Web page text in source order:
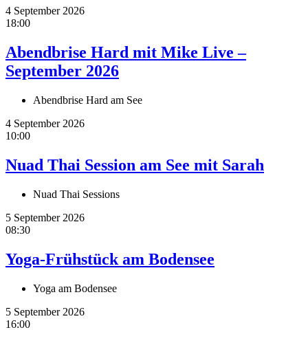
4 September 2026
18:00
Abendbrise Hard mit Mike Live –
September 2026
Abendbrise Hard am See
4 September 2026
10:00
Nuad Thai Session am See mit Sarah
Nuad Thai Sessions
5 September 2026
08:30
Yoga-Frühstück am Bodensee
Yoga am Bodensee
5 September 2026
16:00